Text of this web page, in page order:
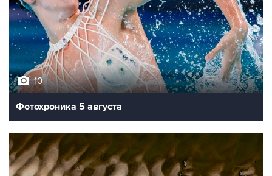
10
Фотохроника 5 августа